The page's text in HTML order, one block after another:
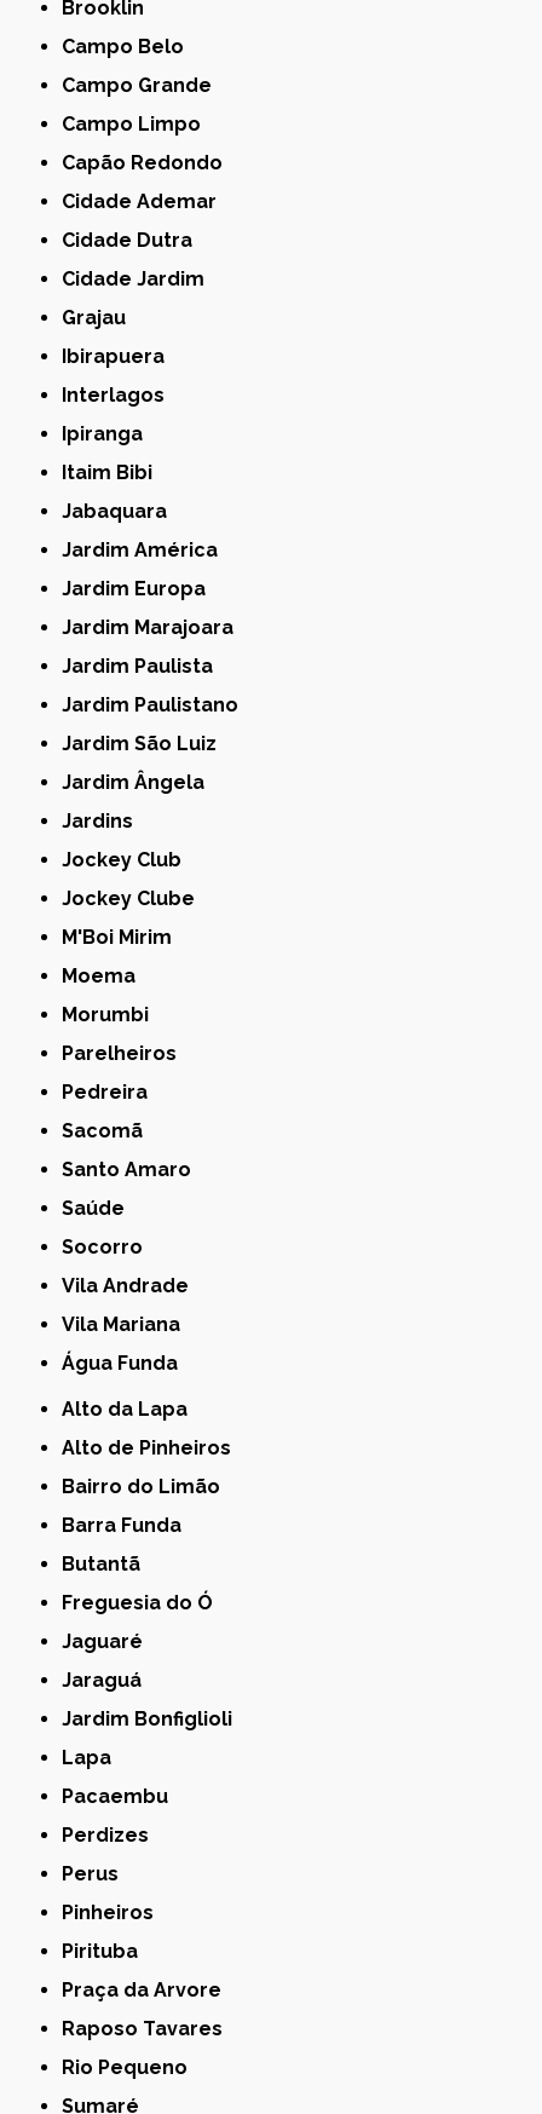
Brooklin
Campo Belo
Campo Grande
Campo Limpo
Capão Redondo
Cidade Ademar
Cidade Dutra
Cidade Jardim
Grajau
Ibirapuera
Interlagos
Ipiranga
Itaim Bibi
Jabaquara
Jardim América
Jardim Europa
Jardim Marajoara
Jardim Paulista
Jardim Paulistano
Jardim São Luiz
Jardim Ângela
Jardins
Jockey Club
Jockey Clube
M'Boi Mirim
Moema
Morumbi
Parelheiros
Pedreira
Sacomã
Santo Amaro
Saúde
Socorro
Vila Andrade
Vila Mariana
Água Funda
Alto da Lapa
Alto de Pinheiros
Bairro do Limão
Barra Funda
Butantã
Freguesia do Ó
Jaguaré
Jaraguá
Jardim Bonfiglioli
Lapa
Pacaembu
Perdizes
Perus
Pinheiros
Pirituba
Praça da Arvore
Raposo Tavares
Rio Pequeno
Sumaré